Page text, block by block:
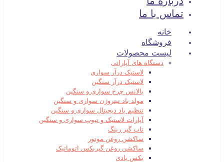
تماس با ما
خانه
فروشگاه
لیست محصولات
دستگاه های آپاراتی
لاستیک درآر سواری
لاستیک درآر سنگین
بالانس چرخ سواری و سنگین
مولد باد نیتروژن سواری و سنگین
تنظیم باد دیجیتال سواری و سنگین
آپارات لاستیک و تیوپ سواری و سنگین
تاب گیر رینگ
ساکشن روغن موتور
ساکشن روغن گیربکس اتوماتیک
بکس بادی